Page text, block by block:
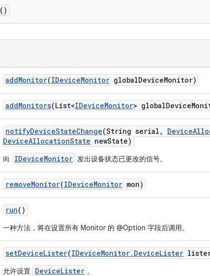
()
addMonitor(IDeviceMonitor globalDeviceMonitor)
addMonitors(List<IDeviceMonitor> globalDevice
notifyDeviceStateChange(String serial , Device
DeviceAllocationState newState)
向 IDeviceMonitor 发出设备状态已更改的信号。
removeMonitor(IDeviceMonitor mon)
run()
一种方法，将在设置所有 Monitor 的 @Option 字段后调用。
setDeviceLister(IDeviceMonitor. DeviceLister
允许设置 DeviceLister 。